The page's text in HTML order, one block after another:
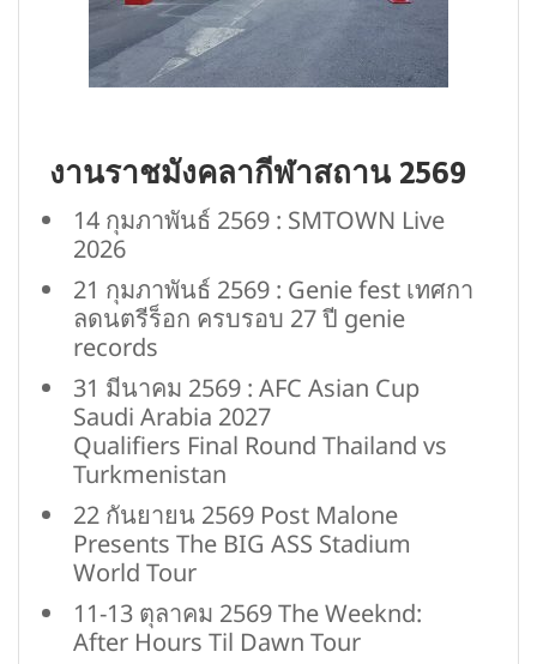
งานราชมังคลากีฬาสถาน 2569
14 กุมภาพันธ์ 2569 : SMTOWN Live
2026
21 กุมภาพันธ์ 2569 : Genie fest เทศกา
ลดนตรีร็อก ครบรอบ 27 ปี genie
records
31 มีนาคม 2569 : AFC Asian Cup
Saudi Arabia 2027
Qualifiers Final Round Thailand vs
Turkmenistan
22 กันยายน 2569 Post Malone
Presents The BIG ASS Stadium
World Tour
11-13 ตุลาคม 2569 The Weeknd:
After Hours Til Dawn Tour